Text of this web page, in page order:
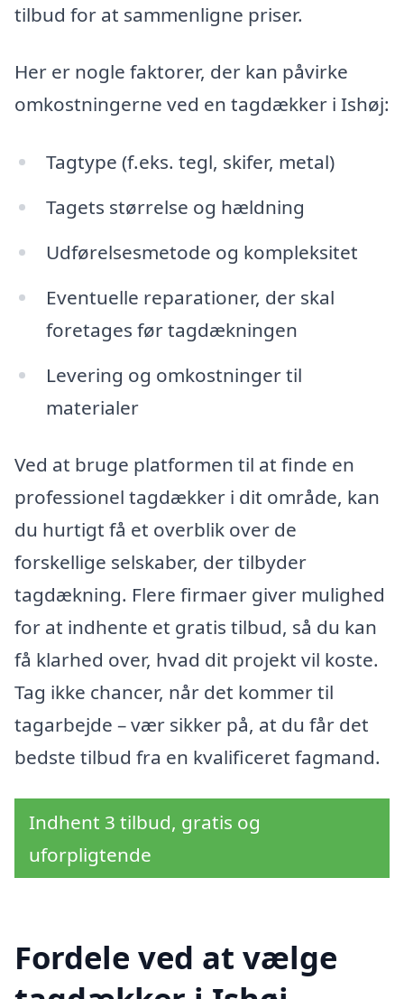
tilbud for at sammenligne priser.
Her er nogle faktorer, der kan påvirke
omkostningerne ved en tagdækker i Ishøj:
Tagtype (f.eks. tegl, skifer, metal)
Tagets størrelse og hældning
Udførelsesmetode og kompleksitet
Eventuelle reparationer, der skal
foretages før tagdækningen
Levering og omkostninger til
materialer
Ved at bruge platformen til at finde en
professionel tagdækker i dit område, kan
du hurtigt få et overblik over de
forskellige selskaber, der tilbyder
tagdækning. Flere firmaer giver mulighed
for at indhente et gratis tilbud, så du kan
få klarhed over, hvad dit projekt vil koste.
Tag ikke chancer, når det kommer til
tagarbejde – vær sikker på, at du får det
bedste tilbud fra en kvalificeret fagmand.
Indhent 3 tilbud, gratis og
uforpligtende
Fordele ved at vælge